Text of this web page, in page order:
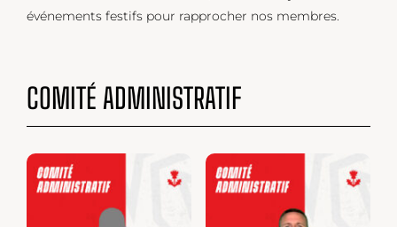
événements festifs pour rapprocher nos membres.
COMITÉ ADMINISTRATIF